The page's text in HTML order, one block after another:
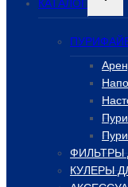
КАТАЛОГ
меню
ФИЛЬТРЫ
КУЛЕРЫ